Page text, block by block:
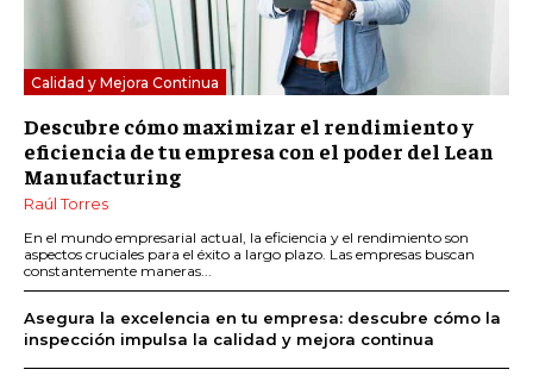
Calidad y Mejora Continua
Descubre cómo maximizar el rendimiento y
eficiencia de tu empresa con el poder del Lean
Manufacturing
Raúl Torres
En el mundo empresarial actual, la eficiencia y el rendimiento son
aspectos cruciales para el éxito a largo plazo. Las empresas buscan
constantemente maneras...
Asegura la excelencia en tu empresa: descubre cómo la
inspección impulsa la calidad y mejora continua